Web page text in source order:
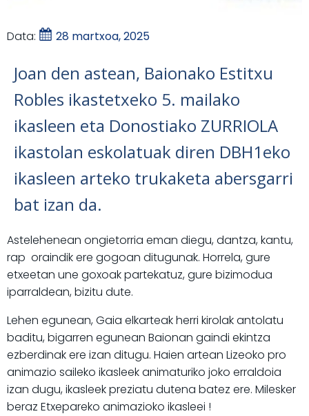
Data: 28 martxoa, 2025
Joan den astean, Baionako Estitxu
Robles ikastetxeko 5. mailako
ikasleen eta Donostiako ZURRIOLA
ikastolan eskolatuak diren DBH1eko
ikasleen arteko trukaketa abersgarri
bat izan da.
Astelehenean ongietorria eman diegu, dantza, kantu,
rap oraindik ere gogoan ditugunak. Horrela, gure
etxeetan une goxoak partekatuz, gure bizimodua
iparraldean, bizitu dute.
Lehen egunean, Gaia elkarteak herri kirolak antolatu
baditu, bigarren egunean Baionan gaindi ekintza
ezberdinak ere izan ditugu. Haien artean Lizeoko pro
animazio saileko ikasleek animaturiko joko erraldoia
izan dugu, ikasleek preziatu dutena batez ere. Milesker
beraz Etxepareko animazioko ikasleei !